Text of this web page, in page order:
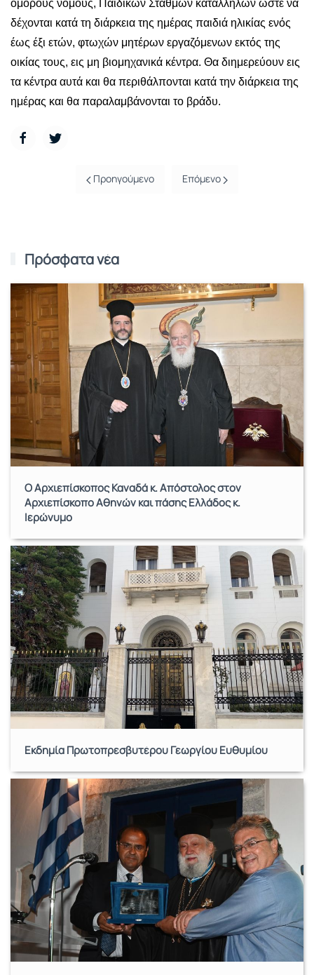
όμορους νομούς, Παιδικών Σταθμών κατάλληλων ώστε να
δέχονται κατά τη διάρκεια της ημέρας παιδιά ηλικίας ενός
έως έξι ετών, φτωχών μητέρων εργαζόμενων εκτός της
οικίας τους, εις μη βιομηχανικά κέντρα. Θα διημερεύουν εις
τα κέντρα αυτά και θα περιθάλπονται κατά την διάρκεια της
ημέρας και θα παραλαμβάνονται το βράδυ.
Προηγούμενο Επόμενο
Πρόσφατα νέα
Ο Αρχιεπίσκοπος Καναδά κ. Απόστολος στον
Αρχιεπίσκοπο Αθηνών και πάσης Ελλάδος κ.
Ιερώνυμο
Εκδημία Πρωτοπρεσβυτέρου Γεωργίου Ευθυμίου